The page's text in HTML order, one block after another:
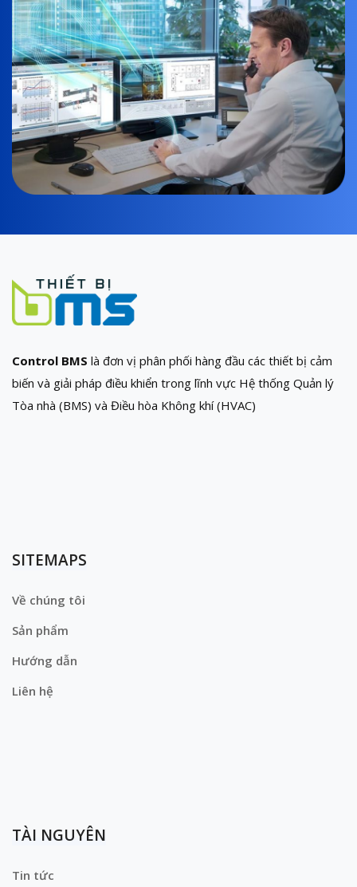
Control BMS là đơn vị phân phối hàng đầu các thiết bị cảm
biến và giải pháp điều khiển trong lĩnh vực Hệ thống Quản lý
Tòa nhà (BMS) và Điều hòa Không khí (HVAC)
SITEMAPS
Về chúng tôi
Sản phẩm
Hướng dẫn
Liên hệ
TÀI NGUYÊN
Tin tức